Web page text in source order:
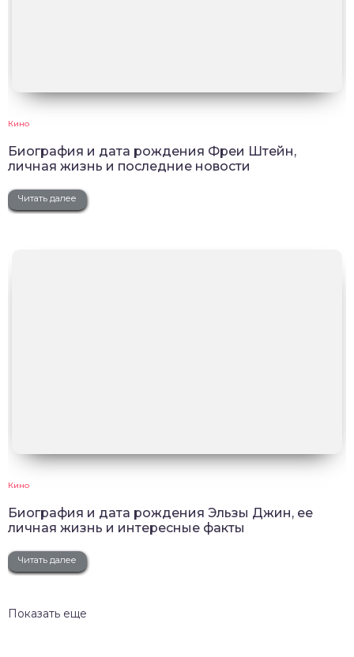
Кино
Биография и дата рождения Фреи Штейн,
личная жизнь и последние новости
Читать далее
Кино
Биография и дата рождения Эльзы Джин, ее
личная жизнь и интересные факты
Читать далее
Показать еще